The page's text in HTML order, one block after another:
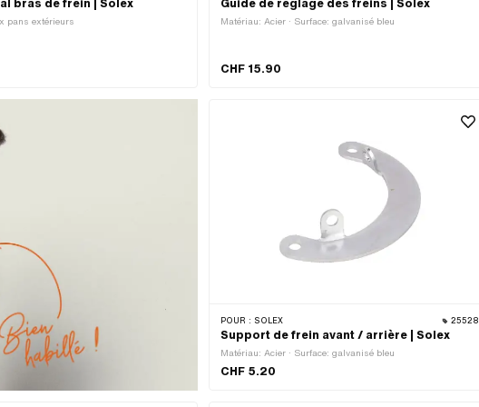
bras de frein | Solex
pans extérieurs
Guide de réglage des freins | Solex
Matériau: Acier · Surface: galvanisé bleu
CHF 15.90
POUR : SOLEX 25528
Support de frein avant / arrière | Solex
Matériau: Acier · Surface: galvanisé bleu
CHF 5.20